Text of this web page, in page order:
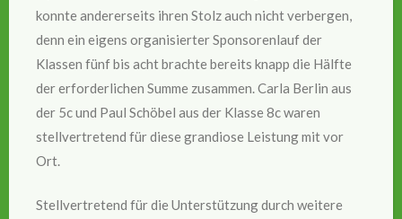
konnte andererseits ihren Stolz auch nicht verbergen,
denn ein eigens organisierter Sponsorenlauf der
Klassen fünf bis acht brachte bereits knapp die Hälfte
der erforderlichen Summe zusammen. Carla Berlin aus
der 5c und Paul Schöbel aus der Klasse 8c waren
stellvertretend für diese grandiose Leistung mit vor
Ort.
Stellvertretend für die Unterstützung durch weitere